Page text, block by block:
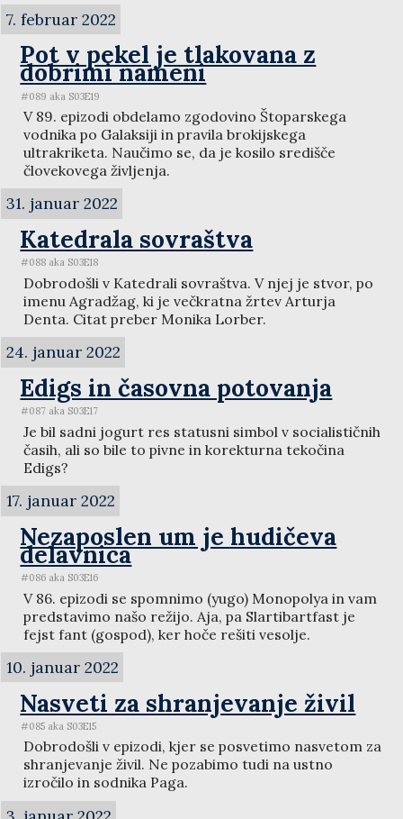
7. februar 2022
Pot v pekel je tlakovana z
dobrimi nameni
#089 aka S03E19
V 89. epizodi obdelamo zgodovino Štoparskega
vodnika po Galaksiji in pravila brokijskega
ultrakriketa. Naučimo se, da je kosilo središče
človekovega življenja.
31. januar 2022
Katedrala sovraštva
#088 aka S03E18
Dobrodošli v Katedrali sovraštva. V njej je stvor, po
imenu Agradžag, ki je večkratna žrtev Arturja
Denta. Citat preber Monika Lorber.
24. januar 2022
Edigs in časovna potovanja
#087 aka S03E17
Je bil sadni jogurt res statusni simbol v socialističnih
časih, ali so bile to pivne in korekturna tekočina
Edigs?
17. januar 2022
Nezaposlen um je hudičeva
delavnica
#086 aka S03E16
V 86. epizodi se spomnimo (yugo) Monopolya in vam
predstavimo našo režijo. Aja, pa Slartibartfast je
fejst fant (gospod), ker hoče rešiti vesolje.
10. januar 2022
Nasveti za shranjevanje živil
#085 aka S03E15
Dobrodošli v epizodi, kjer se posvetimo nasvetom za
shranjevanje živil. Ne pozabimo tudi na ustno
izročilo in sodnika Paga.